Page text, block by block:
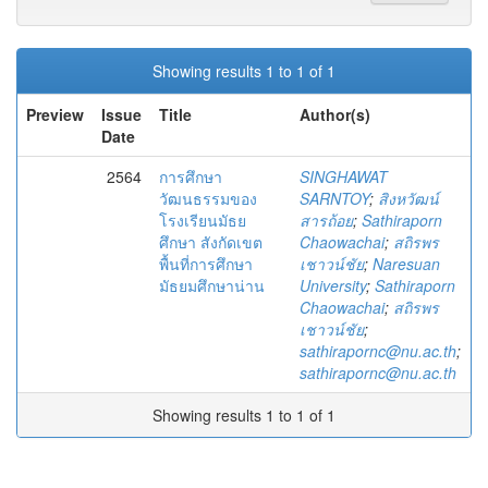
Showing results 1 to 1 of 1
Preview
Issue
Date
Title Author(s)
2564
การศึกษา
วัฒนธรรมของ
โรงเรียนมัธย
ศึกษา สังกัดเขต
พื้นที่การศึกษา
มัธยมศึกษาน่าน
SINGHAWAT
SARNTOY; สิงหวัฒน์
สารถ้อย; Sathiraporn
Chaowachai; สถิรพร
เชาวน์ชัย; Naresuan
University; Sathiraporn
Chaowachai; สถิรพร
เชาวน์ชัย;
sathirapornc@nu.ac.th;
sathirapornc@nu.ac.th
Showing results 1 to 1 of 1